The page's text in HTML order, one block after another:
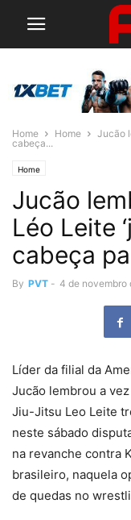
Home Home
Jucão
cabeça...
Home
Jucão
Léo Leite
cabeça
By PVT - 4 de novembro
Líder da filial da
Jucão lembrou a
Jiu-Jitsu Leo Leite
neste sábado
na revanche contra
brasileiro, naquela
de quedas no